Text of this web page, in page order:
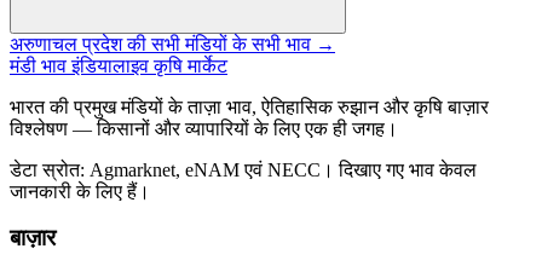
अरुणाचल प्रदेश की सभी मंडियों के सभी भाव →
मंडी भाव इंडियालाइव कृषि मार्केट
भारत की प्रमुख मंडियों के ताज़ा भाव, ऐतिहासिक रुझान और कृषि बाज़ार
विश्लेषण — किसानों और व्यापारियों के लिए एक ही जगह।
डेटा स्रोत: Agmarknet, eNAM एवं NECC। दिखाए गए भाव केवल
जानकारी के लिए हैं।
बाज़ार